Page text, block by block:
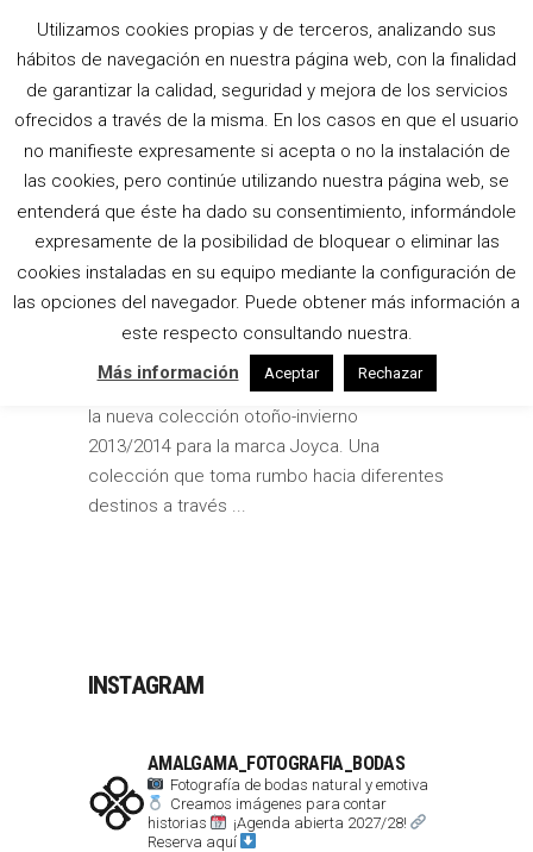
SLIPPERS TAG
JOYCA ZAPATOS COLECCIÓN
OTOÑO-INVIERNO 2013/14
byAmalgama Artículos,Fotografía
23 octubre, 2013
El equipo de Amalgama Fotografía realizó
junto con el estudio de diseño gráfico "de
Lunes a Jueves" el catálogo de calzado de
la nueva colección otoño-invierno
2013/2014 para la marca Joyca. Una
colección que toma rumbo hacia diferentes
destinos a través
INSTAGRAM
AMALGAMA_FOTOGRAFIA_BODAS
Fotografía de bodas natural y emotiva
Creamos imágenes para contar
historias
¡Agenda abierta 2027/28!
Reserva aquí
Utilizamos cookies propias y de terceros, analizando sus
hábitos de navegación en nuestra página web, con la finalidad
de garantizar la calidad, seguridad y mejora de los servicios
ofrecidos a través de la misma. En los casos en que el usuario
no manifieste expresamente si acepta o no la instalación de
las cookies, pero continúe utilizando nuestra página web, se
entenderá que éste ha dado su consentimiento, informándole
expresamente de la posibilidad de bloquear o eliminar las
cookies instaladas en su equipo mediante la configuración de
las opciones del navegador. Puede obtener más información a
este respecto consultando nuestra.
Más información
Aceptar Rechazar